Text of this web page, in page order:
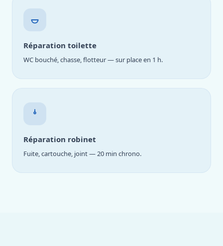
Réparation toilette
WC bouché, chasse, flotteur — sur place en 1 h.
Réparation robinet
Fuite, cartouche, joint — 20 min chrono.